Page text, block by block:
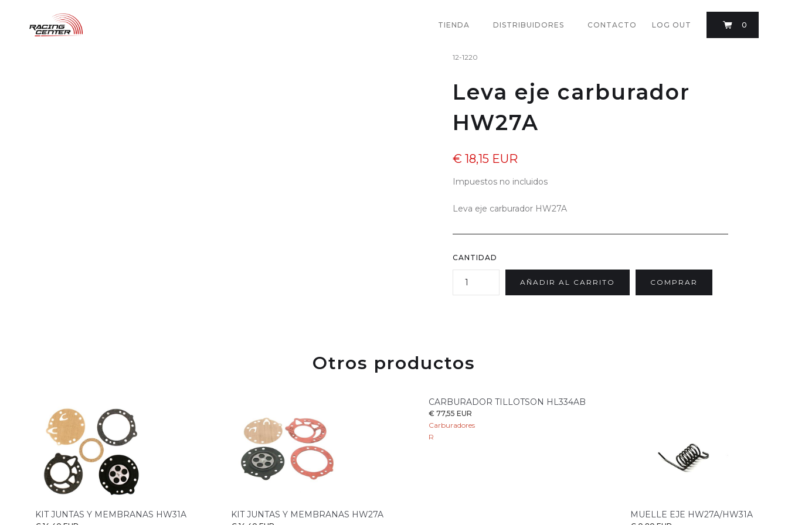
TIENDA DISTRIBUIDORES CONTACTO LOG OUT 0
12-1220
Leva eje carburador
HW27A
€ 18,15 EUR
Impuestos no incluidos
Leva eje carburador HW27A
CANTIDAD
COMPRAR
Otros productos
KIT JUNTAS Y MEMBRANAS HW31A KIT JUNTAS Y MEMBRANAS HW27A
CARBURADOR TILLOTSON HL334AB
€ 77,55 EUR
Carburadores
R
MUELLE EJE HW27A/HW31A